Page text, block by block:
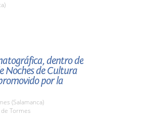
dentro de
Noches de Cultura
por la
(Salamanca)
de Tormes